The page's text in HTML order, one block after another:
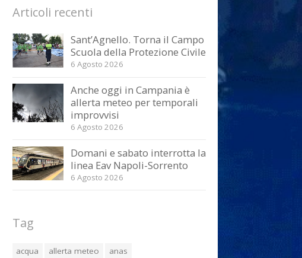
Articoli recenti
Sant’Agnello. Torna il Campo
Scuola della Protezione Civile
6 Agosto 2026
Anche oggi in Campania è
allerta meteo per temporali
improvvisi
6 Agosto 2026
Domani e sabato interrotta la
linea Eav Napoli-Sorrento
6 Agosto 2026
Tag
acqua allerta meteo
anas